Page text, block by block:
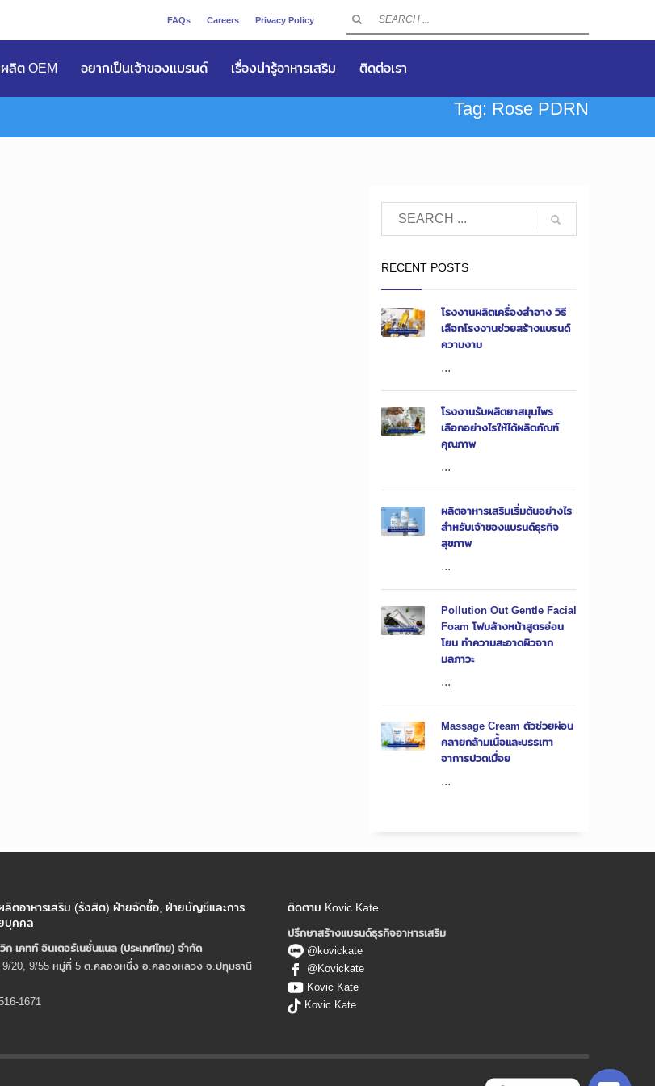
FAQs Careers Privacy Policy
ลิต OEM อยากเป็นเจ้าของแบรนด์ เรื่องน่ารู้อาหารเสริม ติดต่อเรา
Tag: Rose PDRN
RECENT POSTS
โรงงานผลิตเครื่องสำอาง วิธี
เลือกโรงงานช่วยสร้างแบรนด์
ความงาม
...
โรงงานรับผลิตยาสมุนไพร
เลือกอย่างไรให้ได้ผลิตภัณฑ์
คุณภาพ
...
ผลิตอาหารเสริมเริ่มต้นอย่างไร
สำหรับเจ้าของแบรนด์ธุรกิจ
สุขภาพ
...
Pollution Out Gentle Facial
Foam โฟมล้างหน้าสูตรอ่อน
โยน ทำความสะอาดผิวจาก
มลภาวะ
...
Massage Cream ตัวช่วยผ่อน
คลายกล้ามเนื้อและบรรเทา
อาการปวดเมื่อย
...
ลิตอาหารเสริม (รังสิต) ฝ่ายจัดซื้อ, ฝ่ายบัญชีและการ
บุคคล
ก เคทท์ อินเตอร์เนชั่นแนล (ประเทศไทย) จํากัด
9/20, 9/55 หมู่ที่ 5 ต.คลองหนึ่ง อ.คลองหลวง จ.ปทุมธานี
1671
ติดตาม Kovic Kate
ปรึกษาสร้างแบรนด์ธุรกิจอาหารเสริม
@kovickate
@Kovickate
Kovic Kate
Kovic Kate